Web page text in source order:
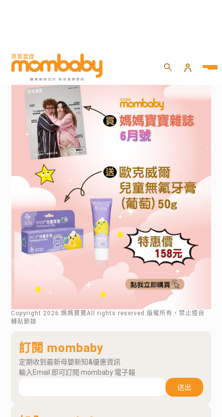
Copyright 2026 .媽媽寶寶All rights reserved.版權所有，禁止擅自
轉貼節錄
訂閱 mombaby
定期收到最新母嬰新知&優惠資訊
輸入Email 即可訂閱 mombaby 電子報
送出